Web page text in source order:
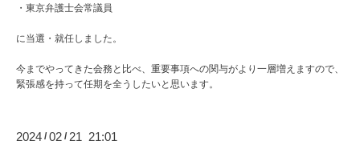
・東京弁護士会常議員
に当選・就任しました。
今までやってきた会務と比べ、重要事項への関与がより一層増えますので、
緊張感を持って任期を全うしたいと思います。
2024 /02 / 21 21:01